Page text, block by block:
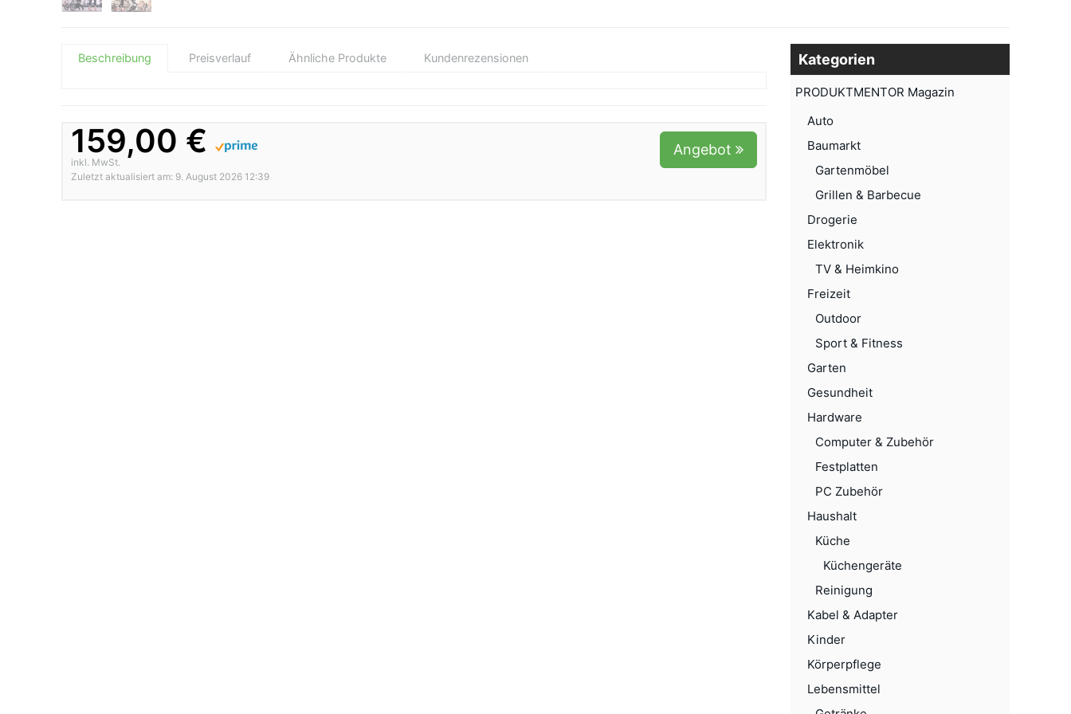
Beschreibung Preisverlauf Ähnliche Produkte Kundenrezensionen
159,00 €
inkl. MwSt.
Zuletzt aktualisiert am: 9. August 2026 12:39
Angebot
Kategorien
PRODUKTMENTOR Magazin
Auto
Baumarkt
Gartenmöbel
Grillen & Barbecue
Drogerie
Elektronik
TV & Heimkino
Freizeit
Outdoor
Sport & Fitness
Garten
Gesundheit
Hardware
Computer & Zubehör
Festplatten
PC Zubehör
Haushalt
Küche
Küchengeräte
Reinigung
Kabel & Adapter
Kinder
Körperpflege
Lebensmittel